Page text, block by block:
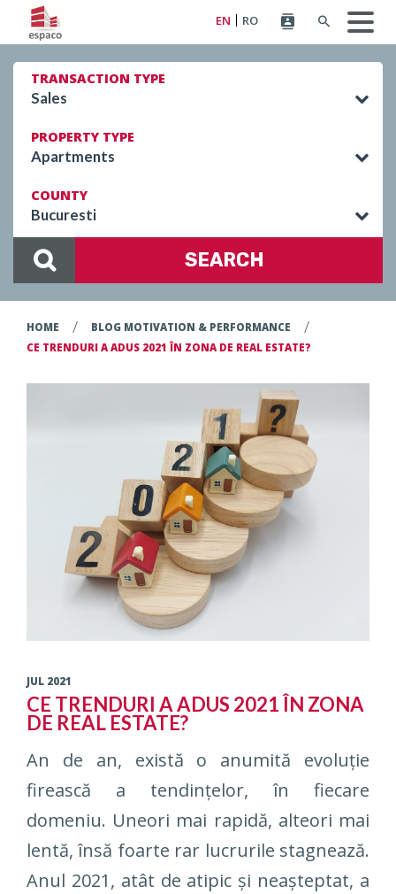
EN RO
TRANSACTION TYPE
Sales
PROPERTY TYPE
Apartments
COUNTY
Bucuresti
SEARCH
HOME / BLOG MOTIVATION & PERFORMANCE /
CE TRENDURI A ADUS 2021 ÎN ZONA DE REAL ESTATE?
JUL 2021
CE TRENDURI A ADUS 2021 ÎN ZONA
DE REAL ESTATE?
An de an, există o anumită evoluție
firească a tendințelor, în fiecare
domeniu. Uneori mai rapidă, alteori mai
lentă, însă foarte rar lucrurile stagnează.
Anul 2021, atât de atipic și neașteptat, a